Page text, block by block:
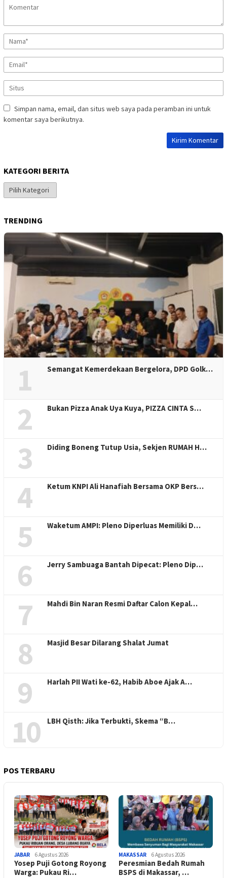
Simpan nama, email, dan situs web saya pada peramban ini untuk
komentar saya berikutnya.
KATEGORI BERITA
Kategori
Berita
TRENDING
1 Semangat Kemerdekaan Bergelora, DPD Golk…
2 Bukan Pizza Anak Uya Kuya, PIZZA CINTA S…
3 Diding Boneng Tutup Usia, Sekjen RUMAH H…
4 Ketum KNPI Ali Hanafiah Bersama OKP Bers…
5 Waketum AMPI: Pleno Diperluas Memiliki D…
6 Jerry Sambuaga Bantah Dipecat: Pleno Dip…
7 Mahdi Bin Naran Resmi Daftar Calon Kepal…
8 Masjid Besar Dilarang Shalat Jumat
9 Harlah PII Wati ke-62, Habib Aboe Ajak A…
10 LBH Qisth: Jika Terbukti, Skema “B…
POS TERBARU
JABAR 6 Agustus 2026
Yosep Puji Gotong Royong
Warga: Pukau Ri…
MAKASSAR 6 Agustus 2026
Peresmian Bedah Rumah
BSPS di Makassar, …